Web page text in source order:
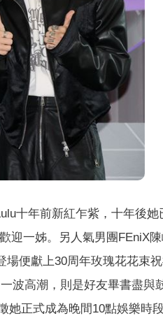
十年前新紅乍紫，十年後她
迎一姊。另人氣男團FEniX
便獻上30周年玫瑰花花束祝
波高潮，則是好友畢書盡與
她正式成為晚間10點娛樂時